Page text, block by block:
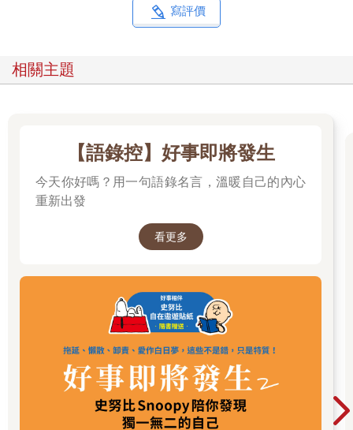
寫評價
相關主題
【語錄控】好事即將發生
今天你好嗎？用一句語錄名言，溫暖自己的內心
重新出發
看更多